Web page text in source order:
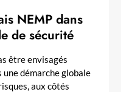
NEMP dans
de sécurité
être envisagés
une démarche globale
aux côtés